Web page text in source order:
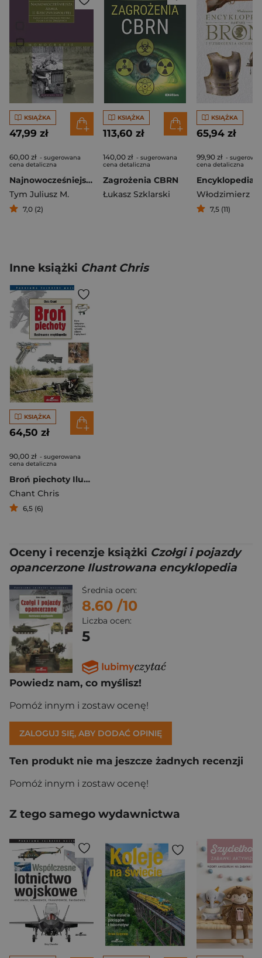
KSIĄŻKA
47,99 zł
60,00 zł - sugerowana
cena detaliczna
Najnowocześniejsza armia II Rzeczypospolitej. Rzecz o motoryzacji wojska Polskich Sił Zbrojnych.
Tym Juliusz M.
7,0 (2)
KSIĄŻKA
113,60 zł
140,00 zł - sugerowana
cena detaliczna
Zagrożenia CBRN
Łukasz Szklarski
KSIĄŻKA
65,94 zł
99,90 zł -
cena detaliczna
7,5 (11)
Inne książki Chant Chris
KSIĄŻKA
64,50 zł
90,00 zł - sugerowana
cena detaliczna
Broń piechoty Ilustrowana encyklopedia
Chant Chris
6,5 (6)
Oceny i recenzje książki Czołgi i pojazdy
opancerzone Ilustrowana encyklopedia
Średnia ocen:
8.60 /10
Liczba ocen:
5
Powiedz nam, co myślisz!
Pomóż innym i zostaw ocenę!
ZALOGUJ SIĘ, ABY DODAĆ OPINIĘ
Ten produkt nie ma jeszcze żadnych recenzji
Pomóż innym i zostaw ocenę!
Z tego samego wydawnictwa